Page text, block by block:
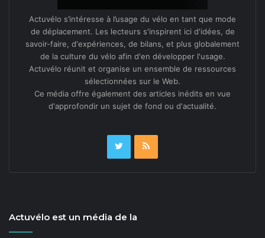
Actuvélo s’intéresse à l’usage du vélo en tant que mode
de déplacement. Les lecteurs s'inspirent ici d'idées, de
savoir-faire, d'expériences, de bilans, et plus globalement
de la culture du vélo afin d'en développer l'usage.
Actuvélo réunit et organise un ensemble de ressources
sélectionnées sur le Web.
Ce média offre également des articles inédits en vue
d'approfondir un sujet de fond ou d'actualité.
Actuvélo est un média de la